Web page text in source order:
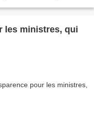
les ministres, qui